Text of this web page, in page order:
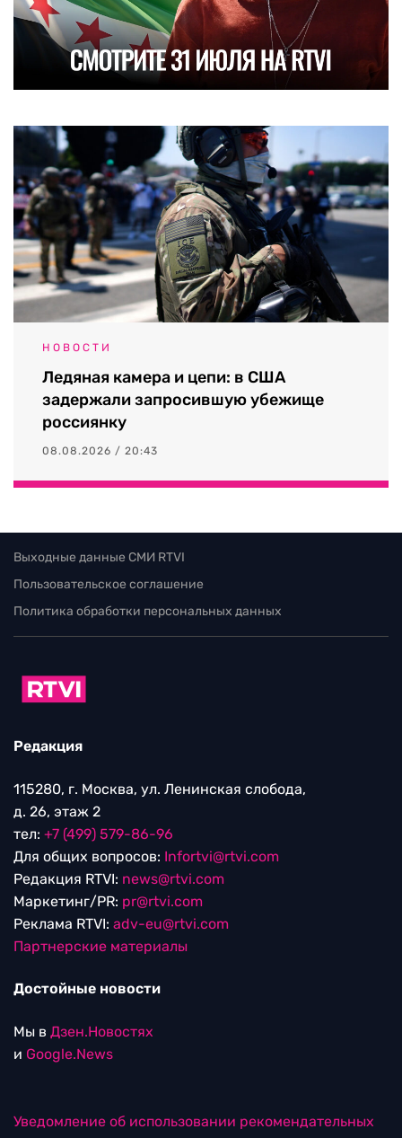
НОВОСТИ
Ледяная камера и цепи: в США
задержали запросившую убежище
россиянку
08.08.2026 / 20:43
Выходные данные СМИ RTVI
Пользовательское соглашение
Политика обработки персональных данных
Редакция
115280, г. Москва, ул. Ленинская слобода,
д. 26, этаж 2
тел: +7 (499) 579-86-96
Для общих вопросов: Infortvi@rtvi.com
Редакция RTVI: news@rtvi.com
Маркетинг/PR: pr@rtvi.com
Реклама RTVI: adv-eu@rtvi.com
Партнерские материалы
Достойные новости
Мы в Дзен.Новостях
и Google.News
Уведомление об использовании рекомендательных